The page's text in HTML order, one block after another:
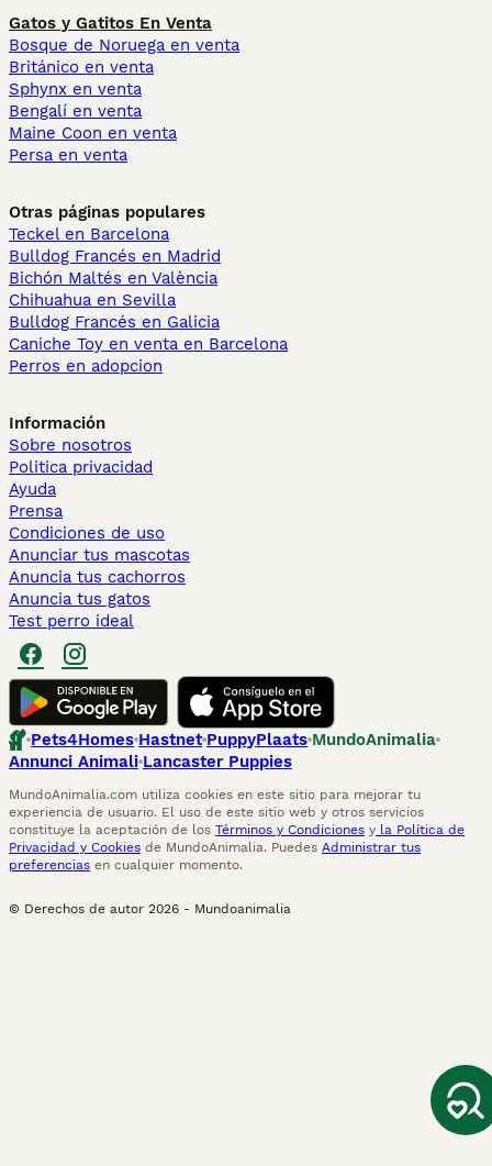
Gatos y Gatitos En Venta
Bosque de Noruega en venta
Británico en venta
Sphynx en venta
Bengalí en venta
Maine Coon en venta
Persa en venta
Otras páginas populares
Teckel en Barcelona
Bulldog Francés en Madrid
Bichón Maltés en València
Chihuahua en Sevilla
Bulldog Francés en Galicia
Caniche Toy en venta en Barcelona
Perros en adopcion
Información
Sobre nosotros
Politica privacidad
Ayuda
Prensa
Condiciones de uso
Anunciar tus mascotas
Anuncia tus cachorros
Anuncia tus gatos
Test perro ideal
Pets4Homes Hastnet PuppyPlaats MundoAnimalia
Annunci Animali Lancaster Puppies
MundoAnimalia.com utiliza cookies en este sitio para mejorar tu
experiencia de usuario. El uso de este sitio web y otros servicios
constituye la aceptación de los Términos y Condiciones y la Política de
Privacidad y Cookies de MundoAnimalia. Puedes Administrar tus
preferencias en cualquier momento.
© Derechos de autor 2026 - Mundoanimalia